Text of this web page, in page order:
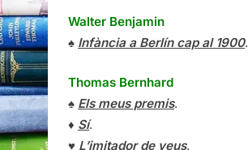
Walter Benjamin
♠ Infància a Berlín cap al 1900.
Thomas Bernhard
♠ Els meus premis.
♦ Sí.
♥ L’imitador de veus.